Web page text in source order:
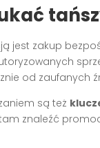
jest zakup
od zaufanych
są też
znaleźć